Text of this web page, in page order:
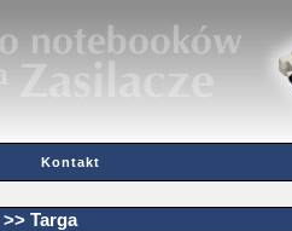
Kontakt
>> Targa